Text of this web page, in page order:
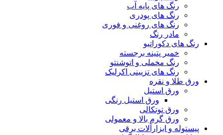
رنگ‌ های پایه آب
رنگ های پودری
رنگ‌ های روغنی و فوری
مادر رنگ
رنگ های دکوراتیو
خمیر پتینه برجسته
رنگ مخملی و اتوشنتو
رنگ های تزیینی اکرلیک
ورق طلا و نقره
ورق استیل
ورق استیل رنگی
ورق توتکالی
ورق گرم بالا و معمولی
پیستوله و ابزارآلات برقی